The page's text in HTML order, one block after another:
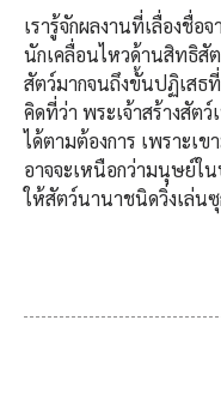
เรารู้จักผลงานที่เลื่องชื่อ
นักเคลื่อนไหวด้านสิทธิสั
สัตว์มากจนถึงขั้นปฏิเสธ
คิดที่ว่า พระเจ้าสร้างสัต
ได้ตามต้องการ เพราะเ
อาจจะเหนือกว่ามนุษย์ใ
ให้สัตว์นานาชนิดวิ่งเล่น